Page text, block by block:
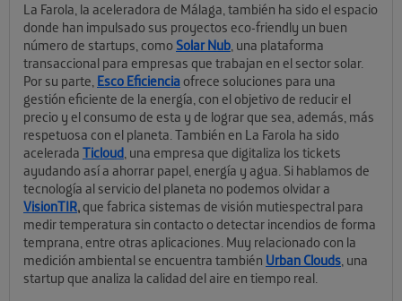
La Farola, la aceleradora de Málaga, también ha sido el espacio
donde han impulsado sus proyectos eco-friendly un buen
número de startups, como Solar Nub, una plataforma
transaccional para empresas que trabajan en el sector solar.
Por su parte, Esco Eficiencia ofrece soluciones para una
gestión eficiente de la energía, con el objetivo de reducir el
precio y el consumo de esta y de lograr que sea, además, más
respetuosa con el planeta. También en La Farola ha sido
acelerada Ticloud, una empresa que digitaliza los tickets
ayudando así a ahorrar papel, energía y agua. Si hablamos de
tecnología al servicio del planeta no podemos olvidar a
VisionTIR,que fabrica sistemas de visión mutiespectral para
medir temperatura sin contacto o detectar incendios de forma
temprana, entre otras aplicaciones. Muy relacionado con la
medición ambiental se encuentra también Urban Clouds, una
startup que analiza la calidad del aire en tiempo real.